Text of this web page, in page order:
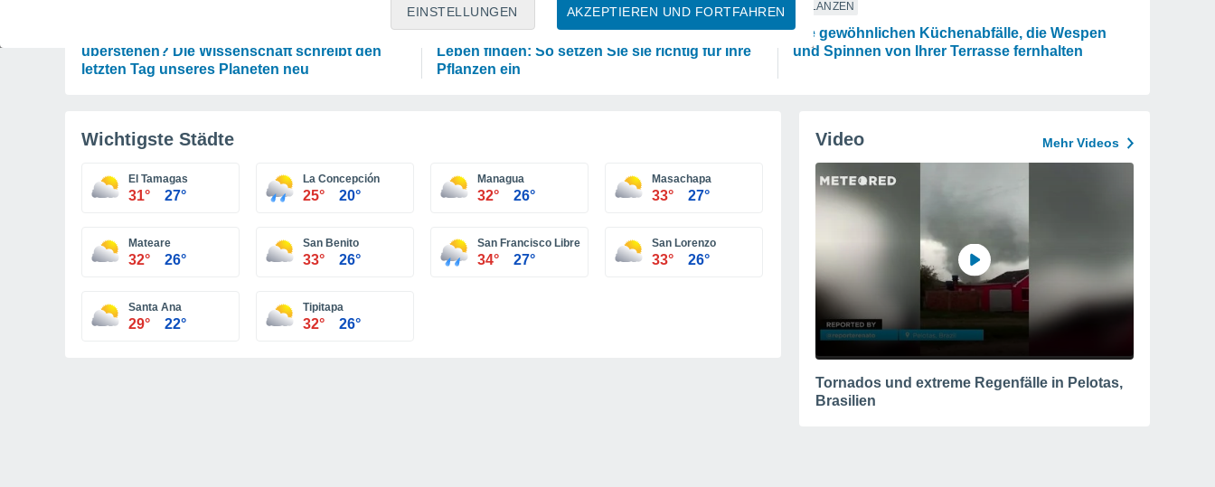
AKZEPTIEREN UND FORTFAHREN
EINSTELLUNGEN
überstehen? Die Wissenschaft schreibt den
letzten Tag unseres Planeten neu
PFLANZEN
Eierschalen können in Ihrem Garten ein zweites
Leben finden: So setzen Sie sie richtig für Ihre
Pflanzen ein
PFLANZEN
Die gewöhnlichen Küchenabfälle, die Wespen
und Spinnen von Ihrer Terrasse fernhalten
Wichtigste Städte
El Tamagas
31° 27°
La Concepción
25° 20°
Managua
32° 26°
Masachapa
33° 27°
Mateare
32° 26°
San Benito
33° 26°
San Francisco Libre
34° 27°
San Lorenzo
33° 26°
Santa Ana
29° 22°
Tipitapa
32° 26°
Video Mehr Videos
Tornados und extreme Regenfälle in Pelotas,
Brasilien